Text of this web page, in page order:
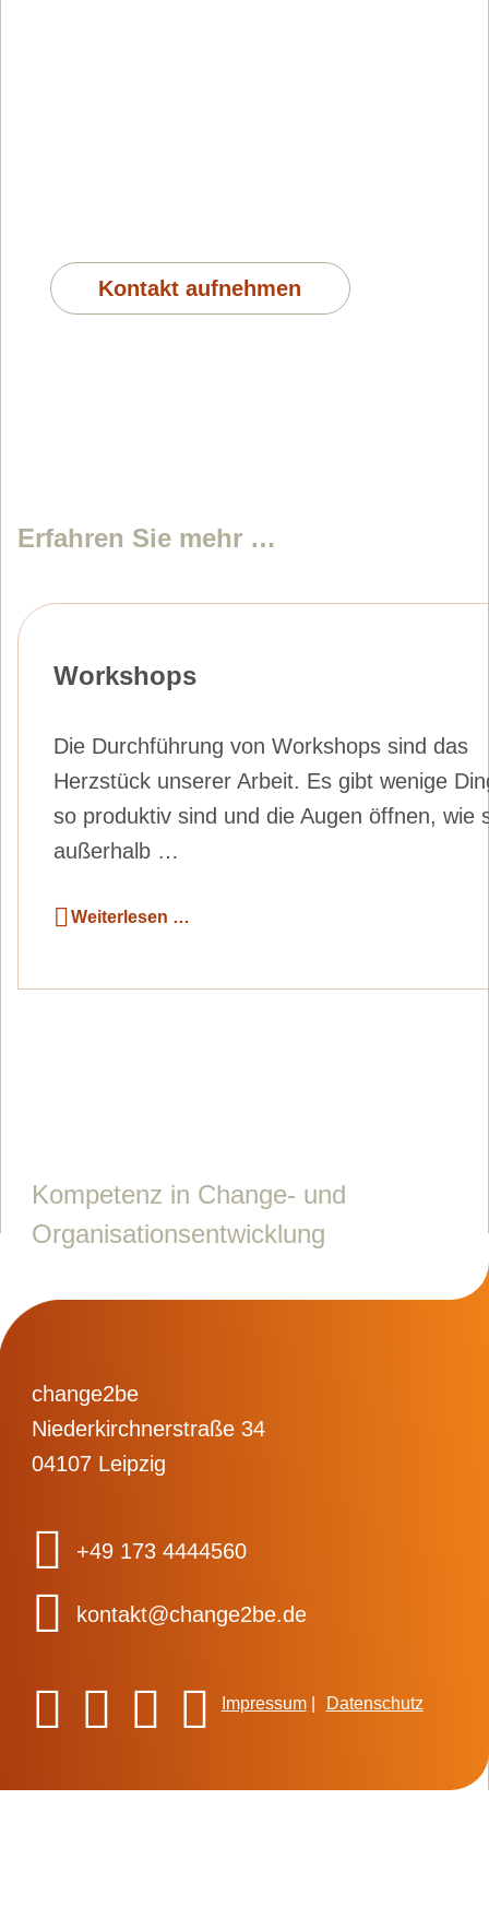
Kontakt aufnehmen
Erfahren Sie mehr …
Workshops
Die Durchführung von Workshops sind das
Herzstück unserer Arbeit. Es gibt wenige
so produktiv sind und die Augen öffnen, wie
außerhalb …
Weiterlesen …
Kompetenz in Change- und
Organisationsentwicklung
change2be
Niederkirchnerstraße 34
04107 Leipzig
+49 173 4444560
kontakt@change2be.de
Impressum Datenschutz